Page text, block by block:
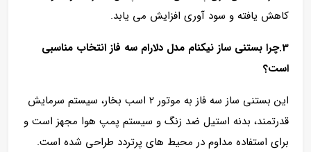
کاهش یافته و سود آوری افزایش می‌ یابد.
3.چرا بستنی ساز نیکنام مدل دلارام سه فاز انتخاب مناسبی
است؟
این بستنی ساز سه فاز به موتور 2 اسب بخار، سیستم سرمایش
قدرتمند، بدنه استیل ضد زنگ و سیستم پمپ هوا مجهز است و
برای استفاده مداوم در محیط‌ های پرتردد طراحی شده است.